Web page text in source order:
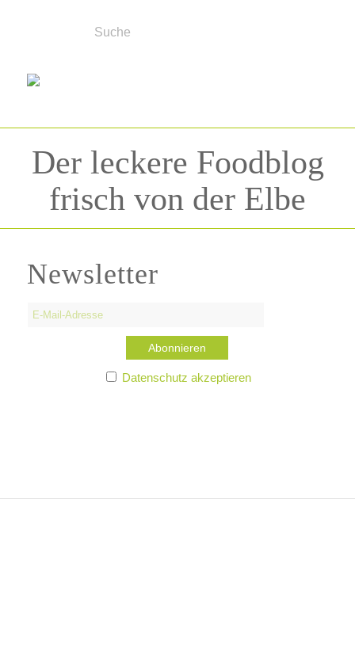
Der leckere Foodblog
frisch von der Elbe
Newsletter
Datenschutz akzeptieren